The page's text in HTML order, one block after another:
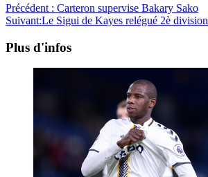
Précédent : Carteron supervise Bakary Sako
Suivant:Le Sigui de Kayes relégué 2è division
Plus d'infos